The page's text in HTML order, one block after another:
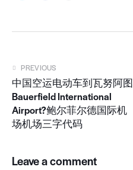
PREVIOUS
中国空运电动车到瓦努阿图
Bauerfield International
Airport?鲍尔菲尔德国际机
场机场三字代码
Leave a comment